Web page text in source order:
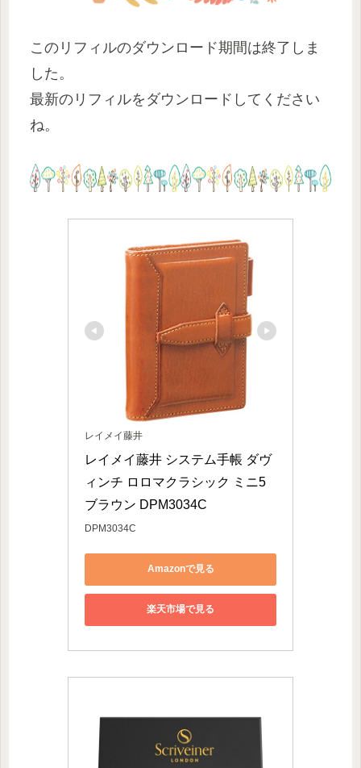
このリフィルのダウンロード期間は終了しま
した。
最新のリフィルをダウンロードしてください
ね。
レイメイ藤井
レイメイ藤井 システム手帳 ダヴ
ィンチ ロロマクラシック ミニ5
ブラウン DPM3034C
DPM3034C
Amazonで見る
楽天市場で見る